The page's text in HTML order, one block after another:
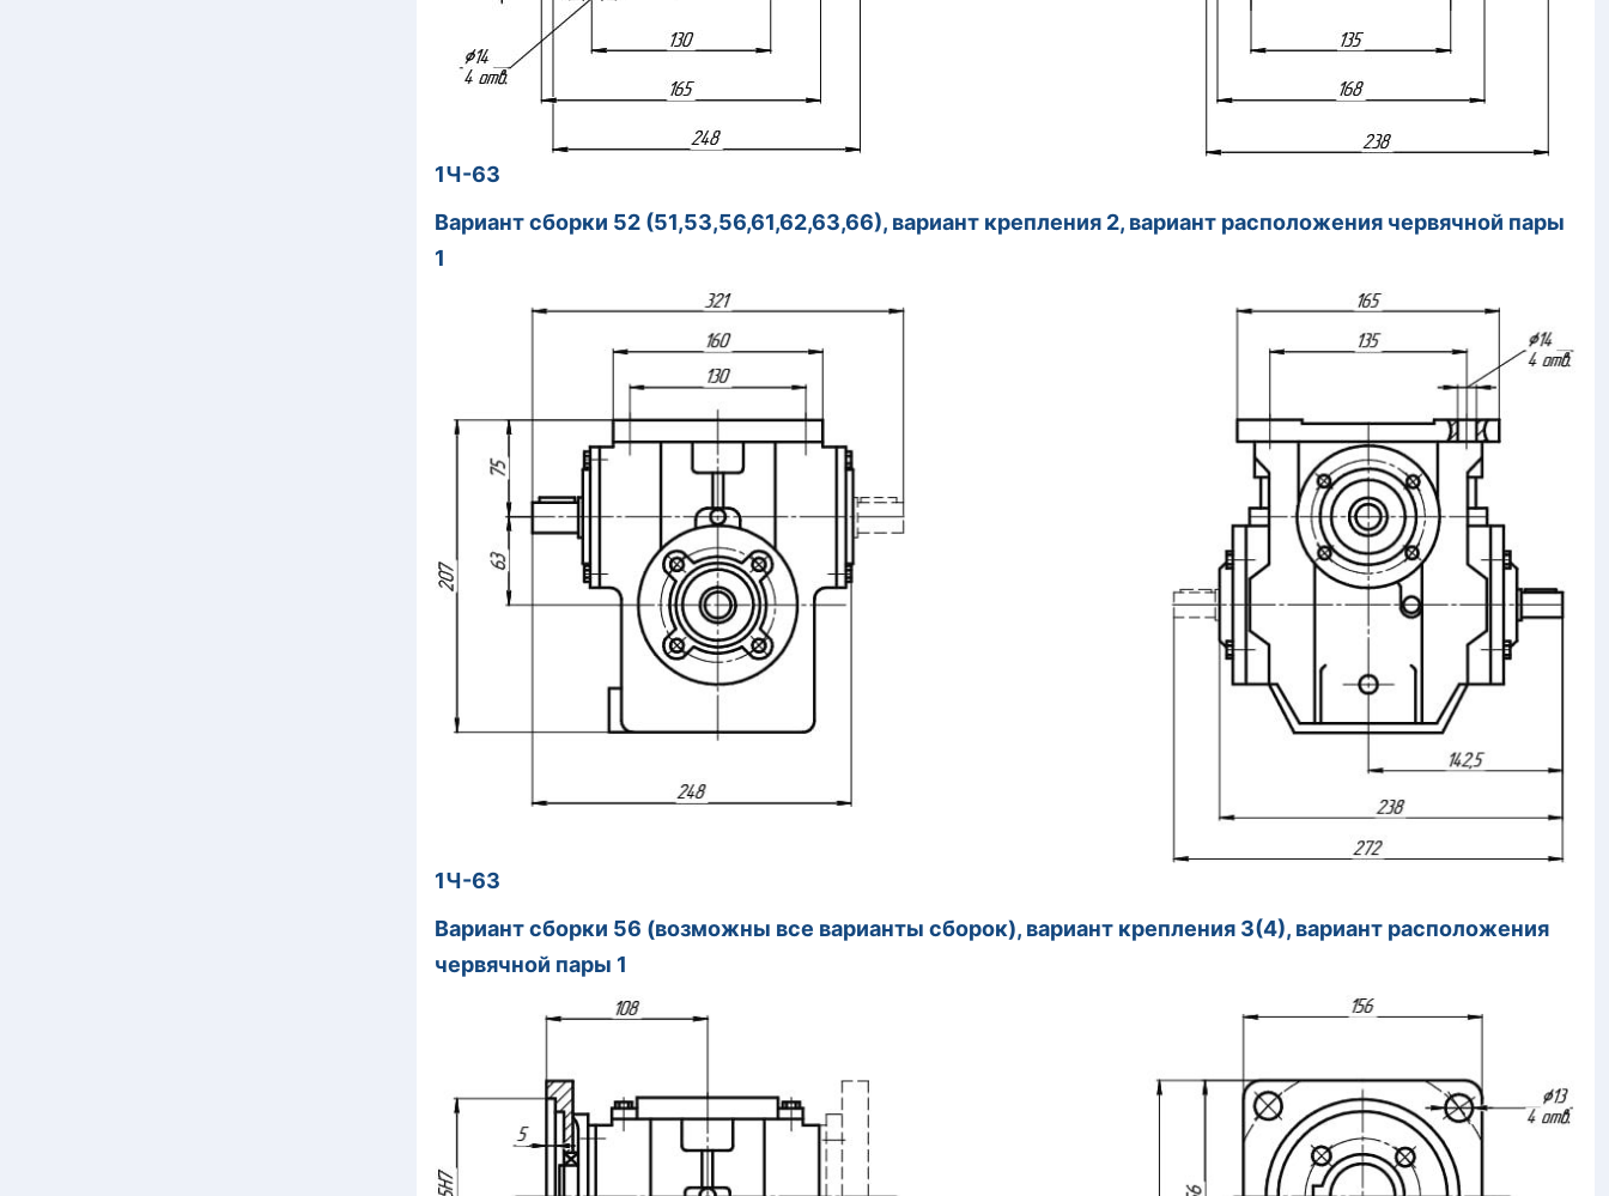
1Ч-63
Вариант сборки 52 (51,53,56,61,62,63,66), вариант крепления 2, вариант расположения червячной пары
1
1Ч-63
Вариант сборки 56 (возможны все варианты сборок), вариант крепления 3(4), вариант расположения
червячной пары 1